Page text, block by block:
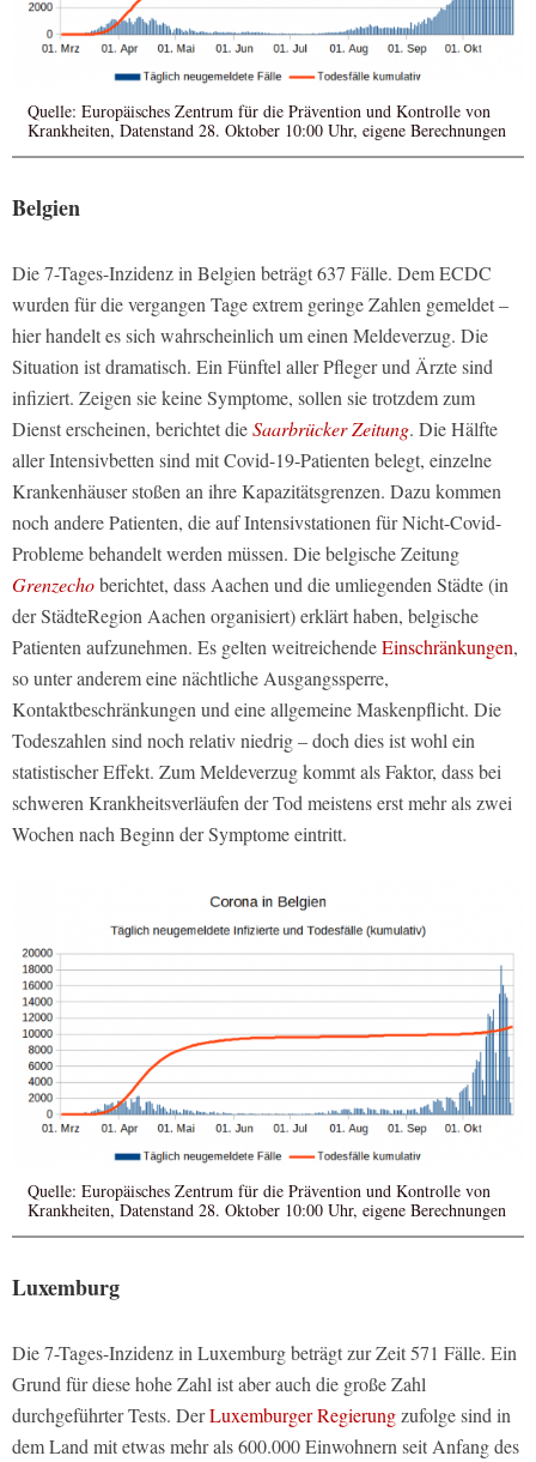
Quelle: Europäisches Zentrum für die Prävention und Kontrolle von
Krankheiten, Datenstand 28. Oktober 10:00 Uhr, eigene Berechnungen
Belgien
Die 7-Tages-Inzidenz in Belgien beträgt 637 Fälle. Dem ECDC
wurden für die vergangen Tage extrem geringe Zahlen gemeldet –
hier handelt es sich wahrscheinlich um einen Meldeverzug. Die
Situation ist dramatisch. Ein Fünftel aller Pfleger und Ärzte sind
infiziert. Zeigen sie keine Symptome, sollen sie trotzdem zum
Dienst erscheinen, berichtet dieSaarbrücker Zeitung. Die Hälfte
aller Intensivbetten sind mit Covid-19-Patienten belegt, einzelne
Krankenhäuser stoßen an ihre Kapazitätsgrenzen. Dazu kommen
noch andere Patienten, die auf Intensivstationen für Nicht-Covid-
Probleme behandelt werden müssen. Die belgische Zeitung
Grenzechoberichtet, dass Aachen und die umliegenden Städte (in
der StädteRegion Aachen organisiert) erklärt haben, belgische
Patienten aufzunehmen. Es gelten weitreichendeEinschränkungen,
so unter anderem eine nächtliche Ausgangssperre,
Kontaktbeschränkungen und eine allgemeine Maskenpflicht. Die
Todeszahlen sind noch relativ niedrig – doch dies ist wohl ein
statistischer Effekt. Zum Meldeverzug kommt als Faktor, dass bei
schweren Krankheitsverläufen der Tod meistens erst mehr als zwei
Wochen nach Beginn der Symptome eintritt.
Quelle: Europäisches Zentrum für die Prävention und Kontrolle von
Krankheiten, Datenstand 28. Oktober 10:00 Uhr, eigene Berechnungen
Luxemburg
Die 7-Tages-Inzidenz in Luxemburg beträgt zur Zeit 571 Fälle. Ein
Grund für diese hohe Zahl ist aber auch die große Zahl
durchgeführter Tests. DerLuxemburger Regierungzufolge sind in
dem Land mit etwas mehr als 600.000 Einwohnern seit Anfang des